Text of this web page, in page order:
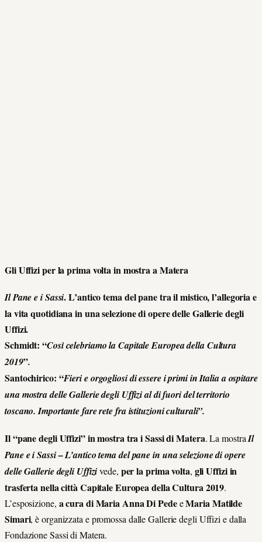
Gli Uffizi per la prima volta in mostra a Matera
Il Pane e i Sassi. L’antico tema del pane tra il mistico, l’allegoria e
la vita quotidiana in una selezione di opere delle Gallerie degli
Uffizi.
Schmidt: “Così celebriamo la Capitale Europea della Cultura
2019”.
Santochirico: “Fieri e orgogliosi di essere i primi in Italia a ospitare
una mostra delle Gallerie degli Uffizi al di fuori del territorio
toscano. Importante fare rete fra istituzioni culturali”.
Il “pane degli Uffizi” in mostra tra i Sassi di Matera. La mostraIl
Pane e i Sassi– L’antico tema del pane in una selezione di opere
delle Gallerie degli Uffizivede, per la prima volta, gli Uffizi in
trasferta nella città Capitale Europea della Cultura 2019.
L’esposizione, a cura di Maria Anna Di PedeeMaria Matilde
Simari, è organizzata e promossa dalle Gallerie degli Uffizi e dalla
Fondazione Sassi di Matera.